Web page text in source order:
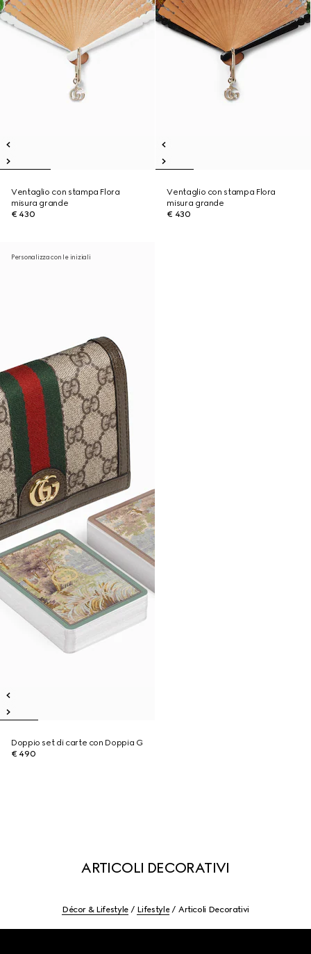
Ventaglio con stampa Flora
misura grande
€ 430
Ventaglio con stampa Flora
misura grande
€ 430
Personalizza con le iniziali
Doppio set di carte con Doppia G
€ 490
ARTICOLI DECORATIVI
Décor & Lifestyle Lifestyle Articoli Decorativi